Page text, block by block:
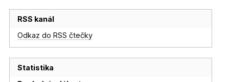
RSS kanál
Odkaz do RSS čtečky
Statistika